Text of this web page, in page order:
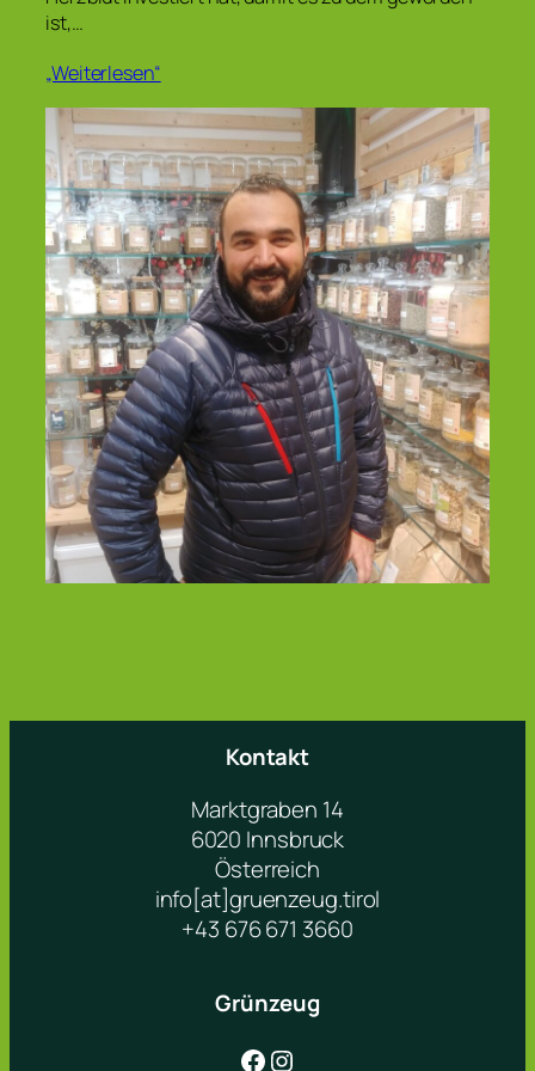
ist,…
„Weiterlesen“
Kontakt
Marktgraben 14
6020 Innsbruck
Österreich
info[at]gruenzeug.tirol
+43 676 671 3660
Grünzeug
Facebook Instagram